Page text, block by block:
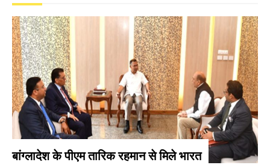
बांग्लादेश के पीएम तारिक रहमान से मिले भारत